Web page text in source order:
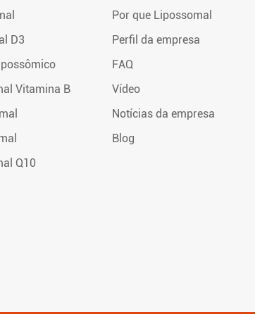
D3
Vitamina B
Q10
Por que Lipossomal
Perfil da empresa
FAQ
Vídeo
Notícias da empresa
Blog